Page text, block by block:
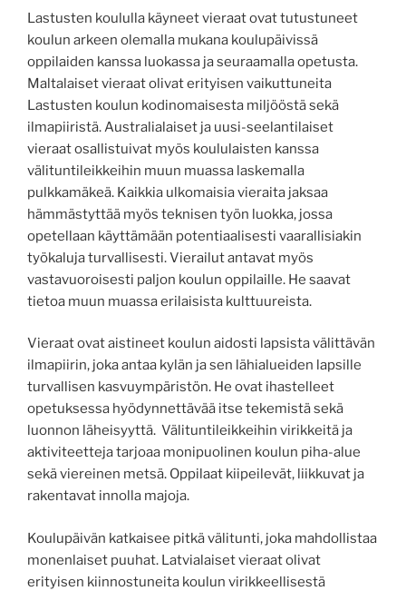
Lastusten koululla käyneet vieraat ovat tutustuneet
koulun arkeen olemalla mukana koulupäivissä
oppilaiden kanssa luokassa ja seuraamalla opetusta.
Maltalaiset vieraat olivat erityisen vaikuttuneita
Lastusten koulun kodinomaisesta miljööstä sekä
ilmapiiristä. Australialaiset ja uusi-seelantilaiset
vieraat osallistuivat myös koululaisten kanssa
välituntileikkeihin muun muassa laskemalla
pulkkamäkeä. Kaikkia ulkomaisia vieraita jaksaa
hämmästyttää myös teknisen työn luokka, jossa
opetellaan käyttämään potentiaalisesti vaarallisiakin
työkaluja turvallisesti. Vierailut antavat myös
vastavuoroisesti paljon koulun oppilaille. He saavat
tietoa muun muassa erilaisista kulttuureista.
Vieraat ovat aistineet koulun aidosti lapsista välittävän
ilmapiirin, joka antaa kylän ja sen lähialueiden lapsille
turvallisen kasvuympäristön. He ovat ihastelleet
opetuksessa hyödynnettävää itse tekemistä sekä
luonnon läheisyyttä. Välituntileikkeihin virikkeitä ja
aktiviteetteja tarjoaa monipuolinen koulun piha-alue
sekä viereinen metsä. Oppilaat kiipeilevät, liikkuvat ja
rakentavat innolla majoja.
Koulupäivän katkaisee pitkä välitunti, joka mahdollistaa
monenlaiset puuhat. Latvialaiset vieraat olivat
erityisen kiinnostuneita koulun virikkeellisestä